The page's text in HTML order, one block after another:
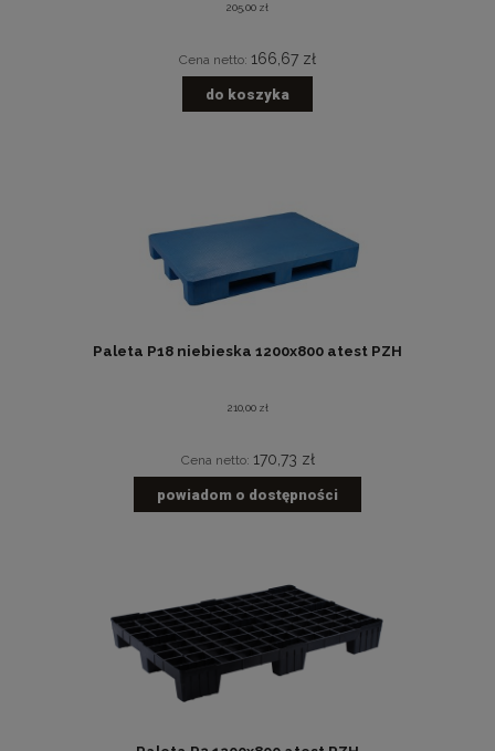
205,00 zł
Cena netto: 166,67 zł
do koszyka
Paleta P18 niebieska 1200x800 atest PZH
210,00 zł
Cena netto: 170,73 zł
powiadom o dostępności